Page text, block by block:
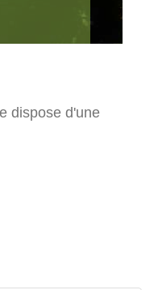
dispose d'une